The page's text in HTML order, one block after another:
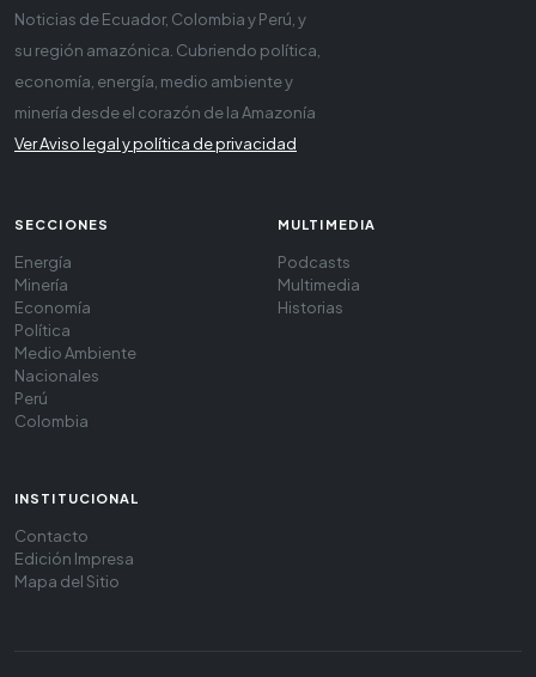
Noticias de Ecuador, Colombia y Perú, y
su región amazónica. Cubriendo política,
economía, energía, medio ambiente y
minería desde el corazón de la Amazonía
Ver Aviso legal y política de privacidad
SECCIONES
Energía
Minería
Economía
Política
Medio Ambiente
Nacionales
Perú
Colombia
MULTIMEDIA
Podcasts
Multimedia
Historias
INSTITUCIONAL
Contacto
Edición Impresa
Mapa del Sitio